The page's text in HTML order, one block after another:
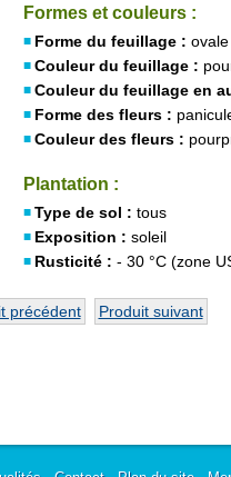
Formes et couleurs :
Forme du feuillage : ovale
Couleur du feuillage :
Couleur du feuillage en
Forme des fleurs :
Couleur des fleurs :
Plantation :
Type de sol : tous
Exposition : soleil
Rusticité : - 30 °C (zone
précédent Produit suivant